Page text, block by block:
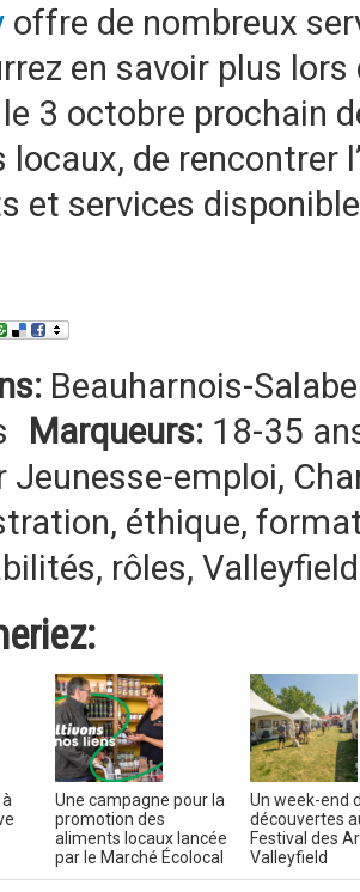
offre de nombreux
en savoir plus lors
3 octobre prochain
locaux, de rencontrer
et services
Beauharnois-
Marqueurs: 18-35
Jeunesse-emploi,
, éthique,
, rôles, Valleyfield
Une campagne pour la
promotion des
aliments locaux lancée
par le Marché Écolocal
Un week-end
découvertes
Festival des
Valleyfield